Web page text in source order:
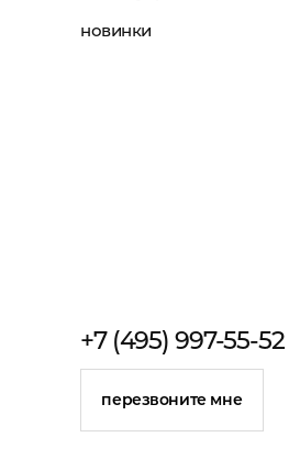
новинки
+7 (495) 997-55-52
перезвоните мне